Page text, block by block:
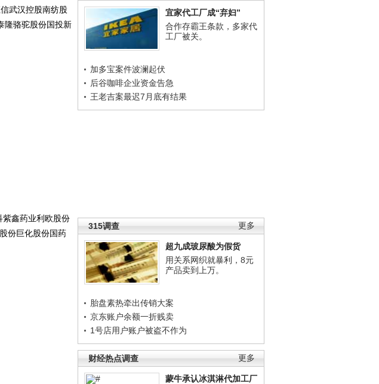
宜家代工厂成“弃妇”
合作存霸王条款，多家代
工厂被关。
加多宝案件波澜起伏
后谷咖啡企业资金告急
王老吉案最迟7月底有结果
更多
315调查
超九成玻尿酸为假货
用关系网织就暴利，8元
产品卖到上万。
胎盘素热牵出传销大案
京东账户余额一折贱卖
1号店用户账户被盗不作为
更多
财经热点调查
蒙牛承认冰淇淋代加工厂
武汉控股南纺股
隆骆驼股份国投新
鑫药业利欧股份
份巨化股份国药